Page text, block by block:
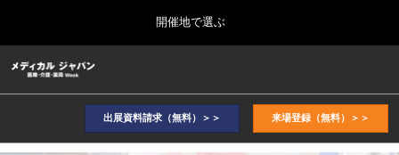
し
進
to
close
開催地で選ぶ
2026年10月_東京展TOP
ー
バ
ル
ナ
出展資料請求（無料）＞＞ 来場登録（無料）＞＞